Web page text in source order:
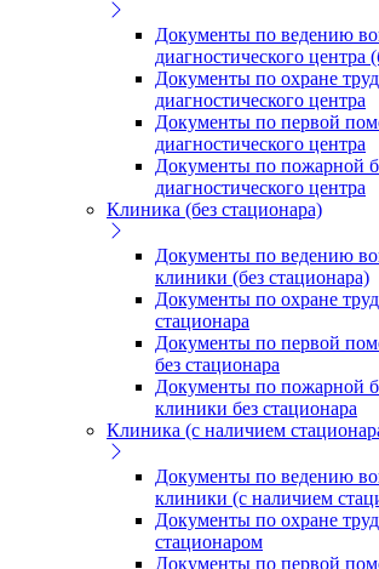
Документы по ведению
диагностического центра
Документы по охране
диагностического центра
Документы по первой
диагностического центра
Документы по пожарной
диагностического центра
Клиника (без стационара)
Документы по ведению
клиники (без стационара)
Документы по охране
стационара
Документы по первой
без стационара
Документы по пожарной
клиники без стационара
Клиника (с наличием
Документы по ведению
клиники (с наличием
Документы по охране
стационаром
Документы по первой